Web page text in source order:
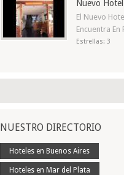
Nuevo
El Nuevo
Encuentra En
Estrellas: 3
NUESTRO DIRECTORIO
Hoteles en Buenos Aires
Hoteles en Mar del Plata